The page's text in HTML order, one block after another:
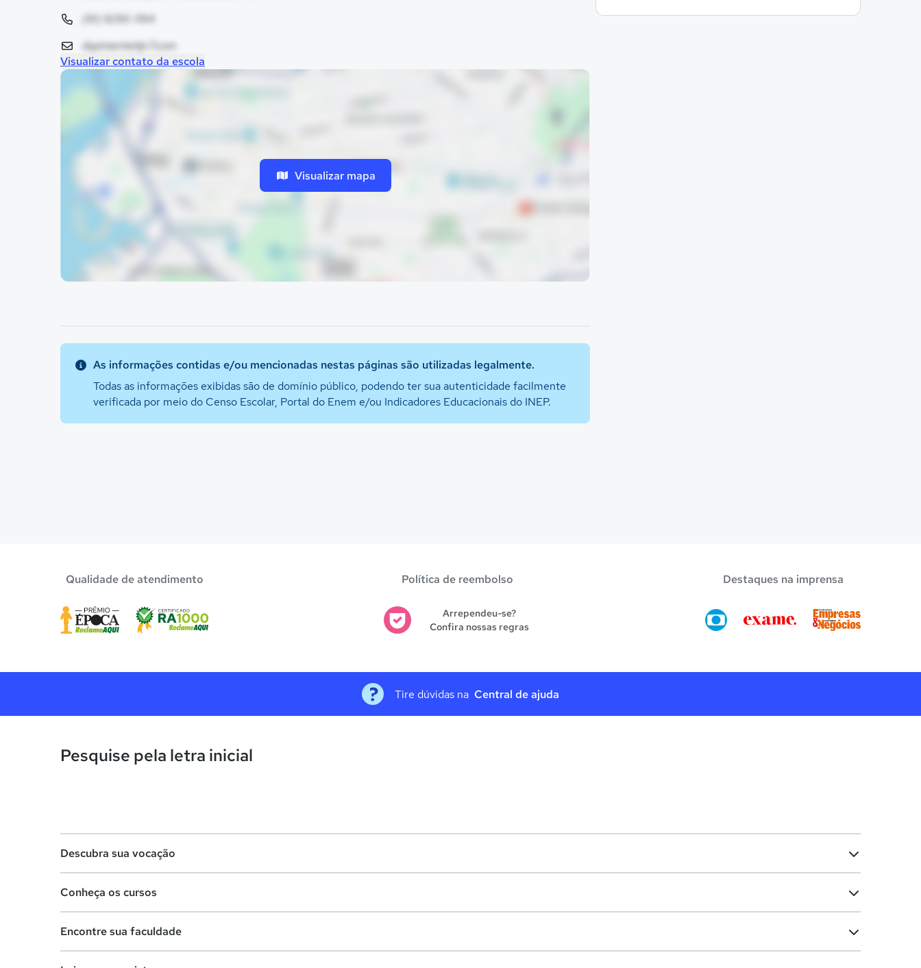
(91) 9295-1194
dspimentel@r7.com
Visualizar contato da escola
Visualizar mapa
As informações contidas e/ou mencionadas nestas páginas são utilizadas legalmente.
Todas as informações exibidas são de domínio público, podendo ter sua autenticidade facilmente
verificada por meio do Censo Escolar, Portal do Enem e/ou Indicadores Educacionais do INEP.
Qualidade de atendimento Política de reembolso
Arrependeu-se?
Confira nossas regras
Destaques na imprensa
Tire dúvidas na Central de ajuda
Pesquise pela letra inicial
Descubra sua vocação
Lista de profissões
Conheça os cursos
Encontre sua faculdade